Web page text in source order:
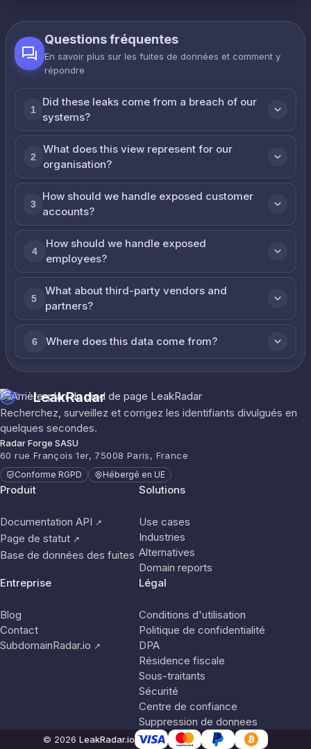
Questions fréquentes
En savoir plus sur les fuites de données et comment y
répondre
1
Did these leaks come from a breach of our
systems?
2
What does this view represent for our
organisation?
3
How should we handle exposed customer
accounts?
4
How should we handle exposed
employees?
5
What about third-party vendors and
partners?
6 Where does this data come from?
LeakRadar
Recherchez, surveillez et corrigez les identifiants divulgués en
quelques secondes.
Radar Forge SASU
60 rue François 1er, 75008 Paris, France
Conforme RGPD Hébergé en UE
Produit
Documentation API ↗
Page de statut ↗
Base de données des fuites
Solutions
Use cases
Industries
Alternatives
Domain reports
Entreprise
Blog
Contact
SubdomainRadar.io ↗
Légal
Conditions d'utilisation
Politique de confidentialité
DPA
Résidence fiscale
Sous-traitants
Sécurité
Centre de confiance
Suppression de donnees
© 2026 LeakRadar.io